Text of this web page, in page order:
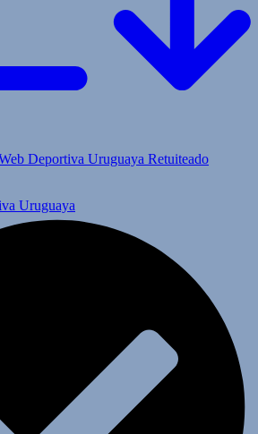
Deportiva Uruguaya Retuiteado
Uruguaya